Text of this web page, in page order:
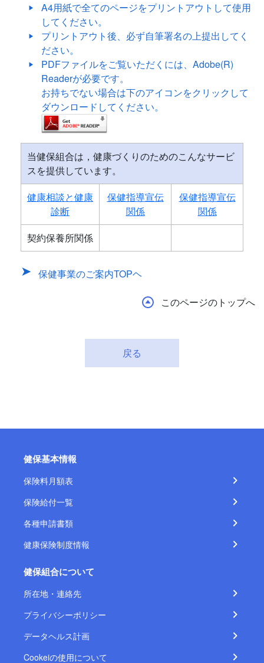
A4用紙で全てのページをプリントアウトして使用
してください。
プリントアウト後、必ず自筆署名の上提出してく
ださい。
PDFファイルをご覧いただくには、Adobe(R)
Readerが必要です。
お持ちでない場合は下のアイコンをクリックして
ダウンロードしてください。
当健保組合は，健康づくりのためのこんなサービ
スを提供しています。
健康相談と健康
診断
保健指導宣伝
関係
保健指導宣伝
関係
契約保養所関係
保健事業のご案内TOPヘ
このページのトップへ
戻る
健保基本情報
保険料月額表
保険給付一覧
各種申請書類
健康保険制度情報
健保組合について
所在地・連絡先
プライバシーポリシー
データヘルス計画
Cookeiの使用について